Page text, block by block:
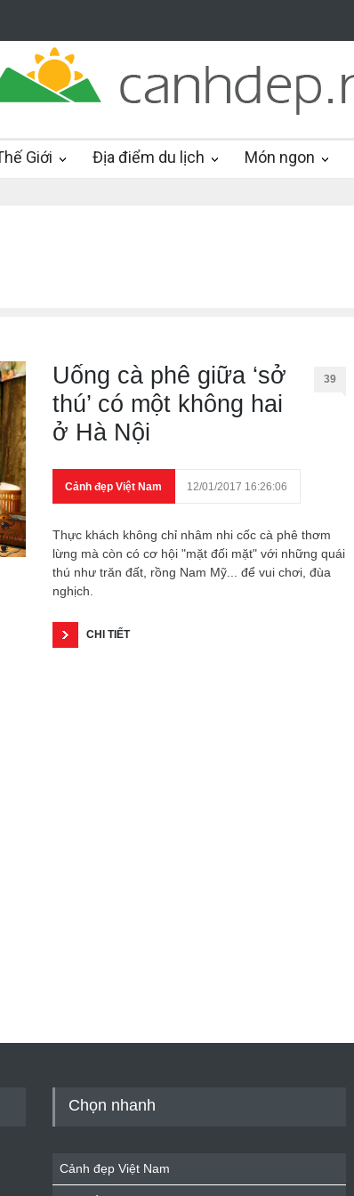
Giới Địa điểm du lịch Món ngon
Uống cà phê giữa ‘sở
thú’ có một không hai
ở Hà Nội
39
Cảnh đẹp Việt Nam 12/01/2017 16:26:06
Thực khách không chỉ nhâm nhi cốc cà phê thơm
lừng mà còn có cơ hội "mặt đối mặt" với những quái
thú như trăn đất, rồng Nam Mỹ... để vui chơi, đùa
nghịch.
CHI TIẾT
Chọn nhanh
Cảnh đẹp Việt Nam